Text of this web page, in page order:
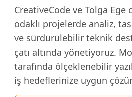
CreativeCode ve Tolga Ege
odaklı projelerde analiz,
ve sürdürülebilir teknik
çatı altında yönetiyoruz.
tarafında ölçeklenebilir
iş hedeflerinize uygun